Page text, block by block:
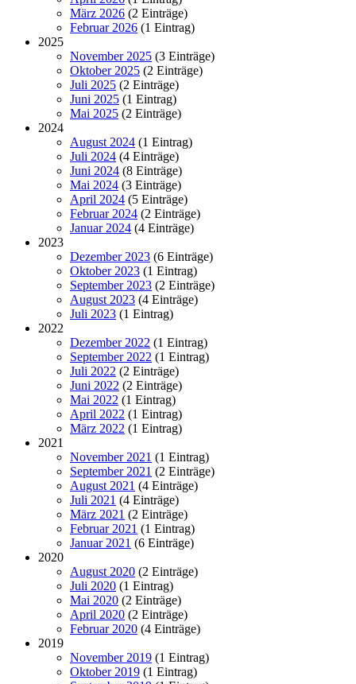
März 2026 (2 Einträge)
Februar 2026 (1 Eintrag)
2025
November 2025 (3 Einträge)
Oktober 2025 (2 Einträge)
Juli 2025 (2 Einträge)
Juni 2025 (1 Eintrag)
Mai 2025 (2 Einträge)
2024
August 2024 (1 Eintrag)
Juli 2024 (4 Einträge)
Juni 2024 (8 Einträge)
Mai 2024 (3 Einträge)
April 2024 (5 Einträge)
Februar 2024 (2 Einträge)
Januar 2024 (4 Einträge)
2023
Dezember 2023 (6 Einträge)
Oktober 2023 (1 Eintrag)
September 2023 (2 Einträge)
August 2023 (4 Einträge)
Juli 2023 (1 Eintrag)
2022
Dezember 2022 (1 Eintrag)
September 2022 (1 Eintrag)
Juli 2022 (2 Einträge)
Juni 2022 (2 Einträge)
Mai 2022 (1 Eintrag)
April 2022 (1 Eintrag)
März 2022 (1 Eintrag)
2021
November 2021 (1 Eintrag)
September 2021 (2 Einträge)
August 2021 (4 Einträge)
Juli 2021 (4 Einträge)
März 2021 (2 Einträge)
Februar 2021 (1 Eintrag)
Januar 2021 (6 Einträge)
2020
August 2020 (2 Einträge)
Juli 2020 (1 Eintrag)
Mai 2020 (2 Einträge)
April 2020 (2 Einträge)
Februar 2020 (4 Einträge)
2019
November 2019 (1 Eintrag)
Oktober 2019 (1 Eintrag)